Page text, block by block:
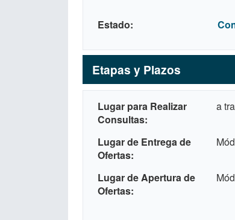
Estado
Etapas y Plazos
Lugar para Realizar
Consultas
a
Lugar de Entrega de
Ofertas
Lugar de Apertura de
Ofertas